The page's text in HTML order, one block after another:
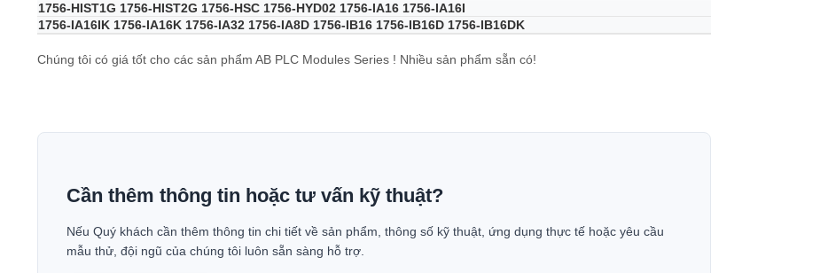
1756-HIST1G 1756-HIST2G 1756-HSC 1756-HYD02 1756-IA16 1756-IA16I
1756-IA16IK 1756-IA16K 1756-IA32 1756-IA8D 1756-IB16 1756-IB16D 1756-IB16DK
Chúng tôi có giá tốt cho các sản phẩm AB PLC Modules Series ! Nhiều sản phẩm sẵn có!
Cần thêm thông tin hoặc tư vấn kỹ thuật?
Nếu Quý khách cần thêm thông tin chi tiết về sản phẩm, thông số kỹ thuật, ứng dụng thực tế hoặc yêu cầu
mẫu thử, đội ngũ của chúng tôi luôn sẵn sàng hỗ trợ.